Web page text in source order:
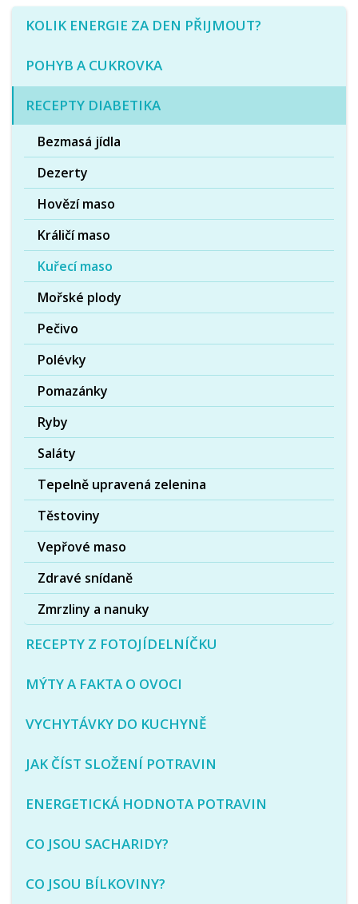
KOLIK ENERGIE ZA DEN PŘIJMOUT?
POHYB A CUKROVKA
RECEPTY DIABETIKA
Bezmasá jídla
Dezerty
Hovězí maso
Králičí maso
Kuřecí maso
Mořské plody
Pečivo
Polévky
Pomazánky
Ryby
Saláty
Tepelně upravená zelenina
Těstoviny
Vepřové maso
Zdravé snídaně
Zmrzliny a nanuky
RECEPTY Z FOTOJÍDELNÍČKU
MÝTY A FAKTA O OVOCI
VYCHYTÁVKY DO KUCHYNĚ
JAK ČÍST SLOŽENÍ POTRAVIN
ENERGETICKÁ HODNOTA POTRAVIN
CO JSOU SACHARIDY?
CO JSOU BÍLKOVINY?